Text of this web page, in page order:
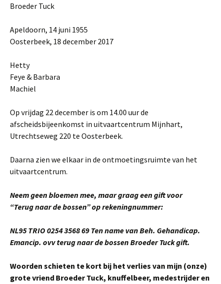
Broeder Tuck
Apeldoorn, 14 juni 1955
Oosterbeek, 18 december 2017
Hetty
Feye & Barbara
Machiel
Op vrijdag 22 december is om 14.00 uur de
afscheidsbijeenkomst in uitvaartcentrum Mijnhart,
Utrechtseweg 220 te Oosterbeek.
Daarna zien we elkaar in de ontmoetingsruimte van het
uitvaartcentrum.
Neem geen bloemen mee, maar graag een gift voor
“Terug naar de bossen” op rekeningnummer:
NL95 TRIO 0254 3568 69 Ten name vanBeh. Gehandicap.
Emancip. ovv terug naar de bossen Broeder Tuck gift.
Woorden schieten te kort bij het verlies van mijn (onze)
grote vriend Broeder Tuck, knuffelbeer, medestrijder en